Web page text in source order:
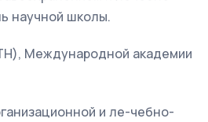
научной школы.
Международной академии
и ле-чебно-